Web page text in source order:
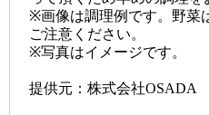
※画像は調理例です。野菜
ご注意ください。
※写真はイメージです。
提供元：株式会社OSADA